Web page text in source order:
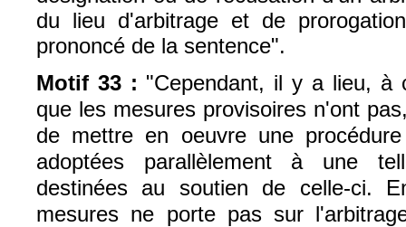
du lieu d'arbitrage et de
prononcé de la sentence".
Motif 33 : "Cependant, il y a lieu, à
que les mesures provisoires n'ont
de mettre en oeuvre une
adoptées parallèlement à une
destinées au soutien de celle-ci.
mesures ne porte pas sur